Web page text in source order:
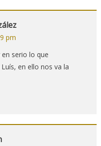
pm
serio lo que
en ello nos va la